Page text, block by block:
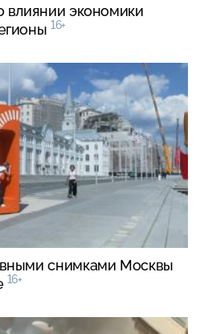
влиянии экономики
16+
снимками Москвы
16+